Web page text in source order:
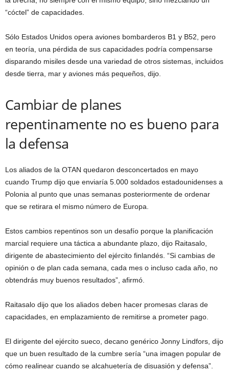
“cóctel” de capacidades.
Sólo Estados Unidos opera aviones bombarderos B1 y B52, pero
en teoría, una pérdida de sus capacidades podría compensarse
disparando misiles desde una variedad de otros sistemas, incluidos
desde tierra, mar y aviones más pequeños, dijo.
Cambiar de planes
repentinamente no es bueno para
la defensa
Los aliados de la OTAN quedaron desconcertados en mayo
cuando Trump dijo que enviaría 5.000 soldados estadounidenses a
Polonia al punto que unas semanas posteriormente de ordenar
que se retirara el mismo número de Europa.
Estos cambios repentinos son un desafío porque la planificación
marcial requiere una táctica a abundante plazo, dijo Raitasalo,
dirigente de abastecimiento del ejército finlandés. “Si cambias de
opinión o de plan cada semana, cada mes o incluso cada año, no
obtendrás muy buenos resultados”, afirmó.
Raitasalo dijo que los aliados deben hacer promesas claras de
capacidades, en emplazamiento de remitirse a prometer pago.
El dirigente del ejército sueco, decano genérico Jonny Lindfors, dijo
que un buen resultado de la cumbre sería “una imagen popular de
cómo realinear cuando se alcahuetería de disuasión y defensa”.